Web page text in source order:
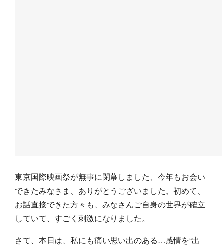
東京国際映画祭が無事に閉幕しました、今年もお会い
できたみなさま、ありがとうございました。初めて、
お話直接できた方々も、みなさんご自身の世界が確立
していて、すごく刺激になりました。
さて、本日は、私にも痛い思い出のある…感情を“出